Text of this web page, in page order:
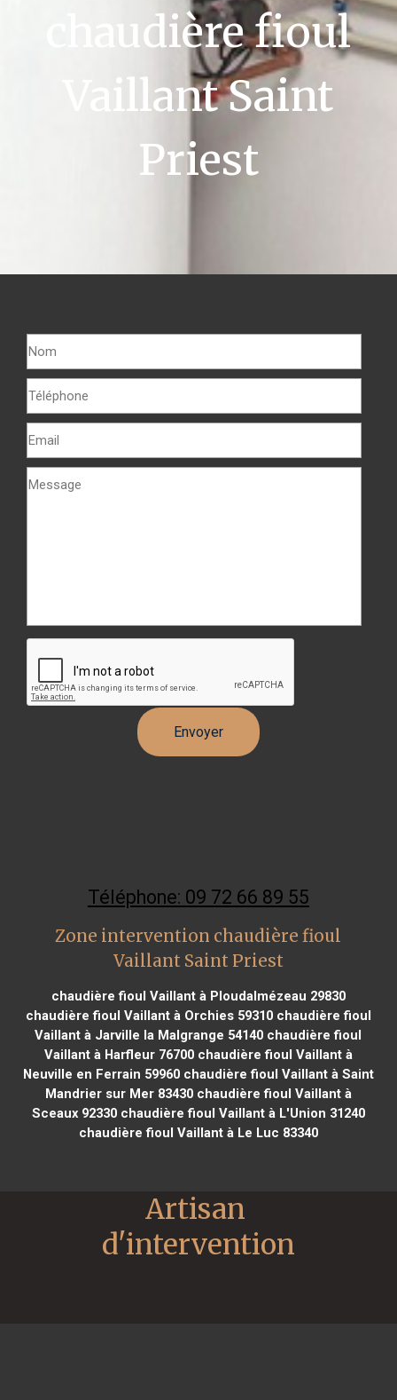
chaudière fioul
Vaillant Saint
Priest
Téléphone: 09 72 66 89 55
Zone intervention chaudière fioul
Vaillant Saint Priest
chaudière fioul Vaillant à Ploudalmézeau 29830
chaudière fioul Vaillant à Orchies 59310chaudière fioul
Vaillant à Jarville la Malgrange 54140 chaudière fioul
Vaillant à Harfleur 76700chaudière fioul Vaillant à
Neuville en Ferrain 59960chaudière fioul Vaillant à Saint
Mandrier sur Mer 83430chaudière fioul Vaillant à
Sceaux 92330chaudière fioul Vaillant à L'Union 31240
chaudière fioul Vaillant à Le Luc 83340
Artisan
d'intervention